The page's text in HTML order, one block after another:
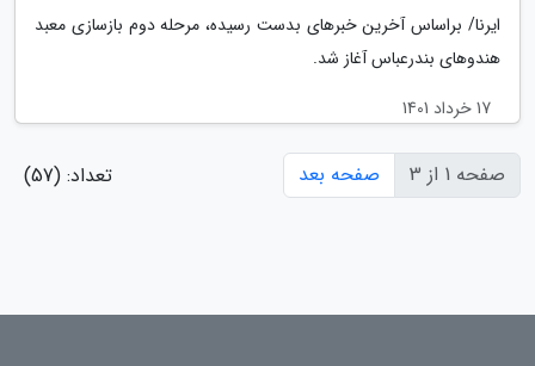
ایرنا/ براساس آخرین خبرهای بدست رسیده، مرحله دوم بازسازی معبد
هندوهای بندرعباس آغاز شد.
17 خرداد 1401
صفحه 1 از 3 صفحه بعد تعداد: (57)